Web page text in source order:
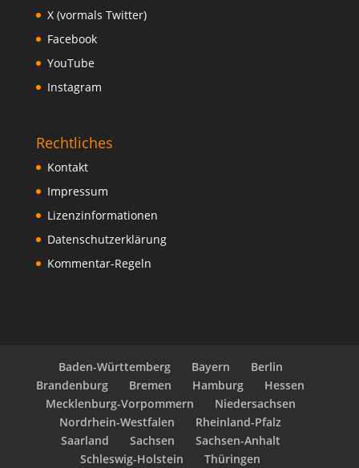
X (vormals Twitter)
Facebook
YouTube
Instagram
Rechtliches
Kontakt
Impressum
Lizenzinformationen
Datenschutzerklärung
Kommentar-Regeln
Baden-Württemberg Bayern
Berlin
Brandenburg
Bremen Hamburg
Hessen
Mecklenburg-Vorpommern
Niedersachsen
Nordrhein-Westfalen
Rheinland-Pfalz
Saarland
Sachsen
Sachsen-Anhalt
Schleswig-Holstein
Thüringen